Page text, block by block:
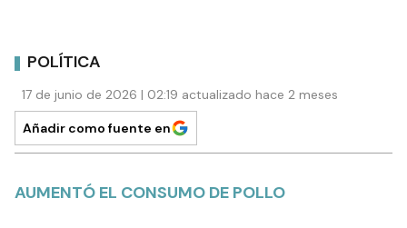
POLÍTICA
17 de junio de 2026 | 02:19 actualizado hace 2 meses
Añadir como fuente en
AUMENTÓ EL CONSUMO DE POLLO